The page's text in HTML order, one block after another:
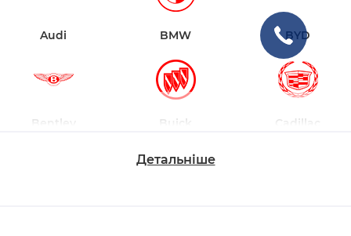
Audi BMW BYD
Bentley Buick Cadillac
Детальніше